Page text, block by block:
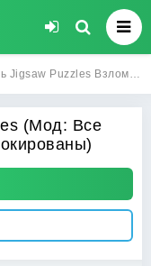
Взлом (Все пазлы разблокированы) на Андроид бесплатно
(Мод: Все